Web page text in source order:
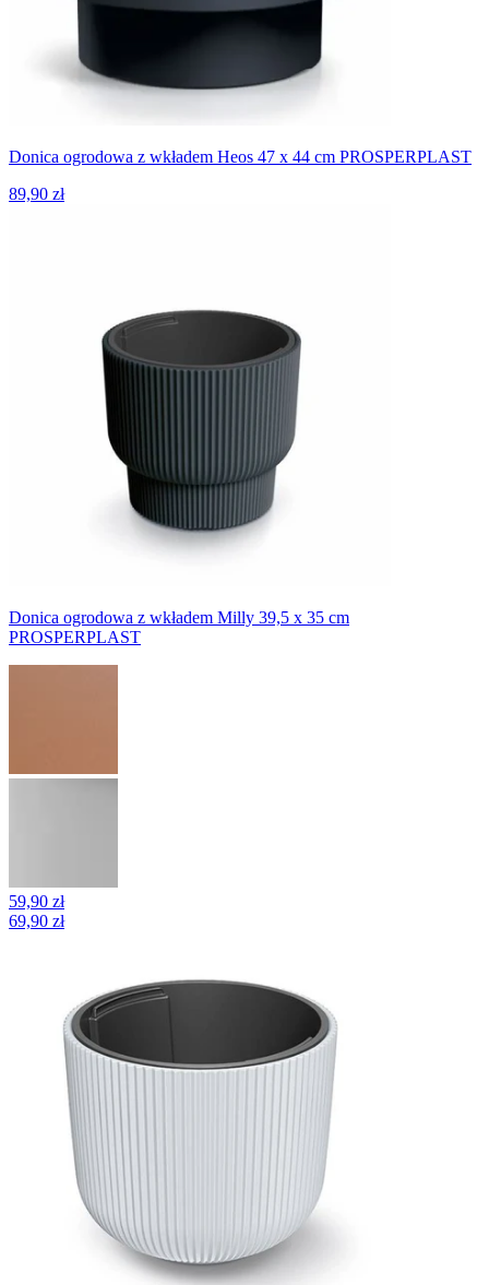
Donica ogrodowa z wkładem Heos 47 x 44 cm PROSPERPLAST
89,90 zł
Donica ogrodowa z wkładem Milly 39,5 x 35 cm
PROSPERPLAST
59,90 zł
69,90 zł